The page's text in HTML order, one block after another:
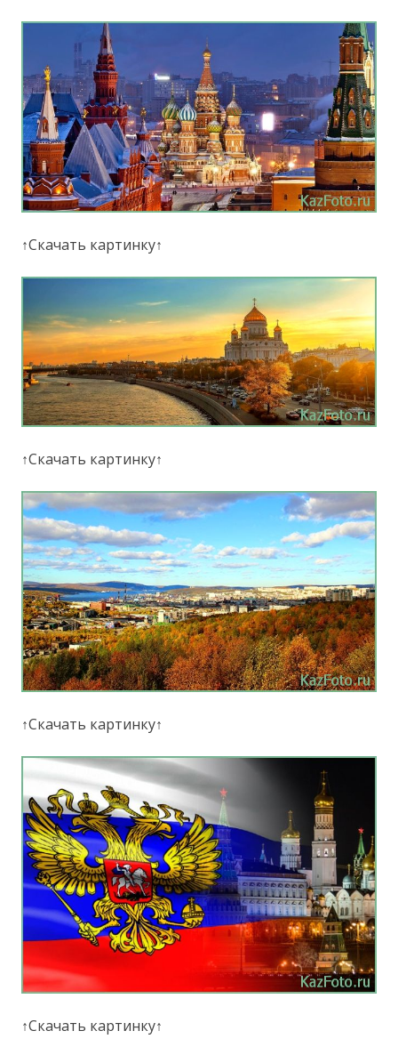
↑Скачать картинку↑
↑Скачать картинку↑
↑Скачать картинку↑
↑Скачать картинку↑